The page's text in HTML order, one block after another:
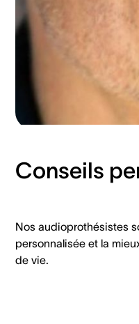
Conseils
Nos audioprothésistes
personnalisée et la
de vie.